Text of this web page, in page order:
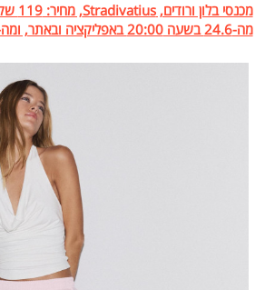
מה-24.6 בשעה 20:00 באפליקציה ובאתר, ומה-25.6 בחנויות)